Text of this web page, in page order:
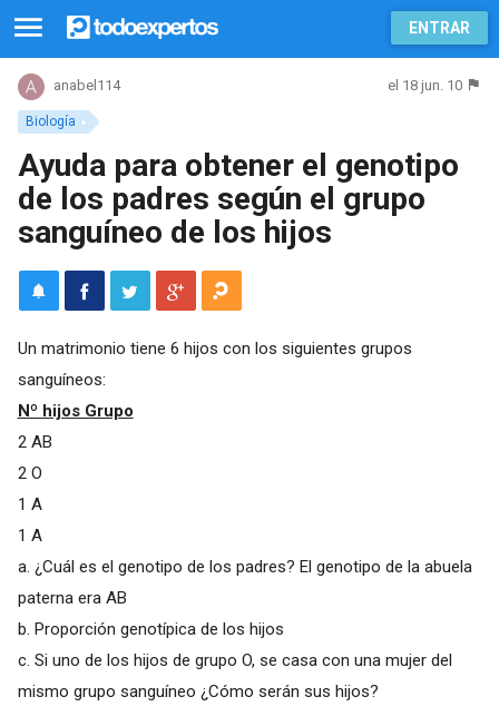
ENTRAR
Biología
anabel114 el 18 jun. 10
Ayuda para obtener el genotipo
de los padres según el grupo
sanguíneo de los hijos
Un matrimonio tiene 6 hijos con los siguientes grupos
sanguíneos:
Nº hijos Grupo
2 AB
2 O
1 A
1 A
a. ¿Cuál es el genotipo de los padres? El genotipo de la abuela
paterna era AB
b. Proporción genotípica de los hijos
c. Si uno de los hijos de grupo O, se casa con una mujer del
mismo grupo sanguíneo ¿Cómo serán sus hijos?